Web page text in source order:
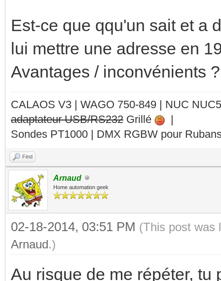
Est-ce que qqu'un sait et a
lui mettre une adresse en
Avantages / inconvénients
CALAOS V3 | WAGO 750-849 | NUC
adaptateur USB/RS232 Grillé
|
Sondes PT1000 | DMX RGBW pour
Find
Arnaud
Home automation geek
02-18-2014, 03:51 PM (This post was
Arnaud.)
Au risque de me répéter,